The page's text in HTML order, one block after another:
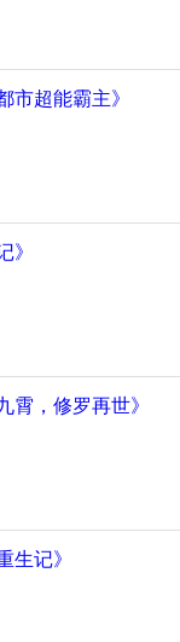
百年之久的天神大帝
就要傲睨天下，站在这宇
、黄泉路、路路畅通
市超能霸主》
市，地球修仙，吊打一
》
子百道却无法突破桎梏
沧桑，遍布裂痕，无法修
泣，世人常言的传奇故
为何曾给我过去一段
，虚渺控苍穹。
霄，修罗再世》
灵契大陆，得传承，逆
生记》